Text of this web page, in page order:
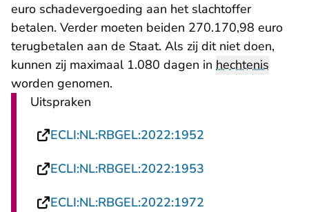
euro schadevergoeding aan het slachtoffer
betalen. Verder moeten beiden 270.170,98 euro
terugbetalen aan de Staat. Als zij dit niet doen,
kunnen zij maximaal 1.080 dagen in hechtenis
worden genomen.
Uitspraken
ECLI:NL:RBGEL:2022:1952
ECLI:NL:RBGEL:2022:1953
ECLI:NL:RBGEL:2022:1972